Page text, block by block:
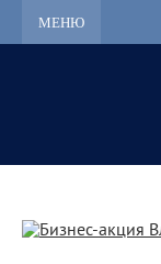
МЕНЮ